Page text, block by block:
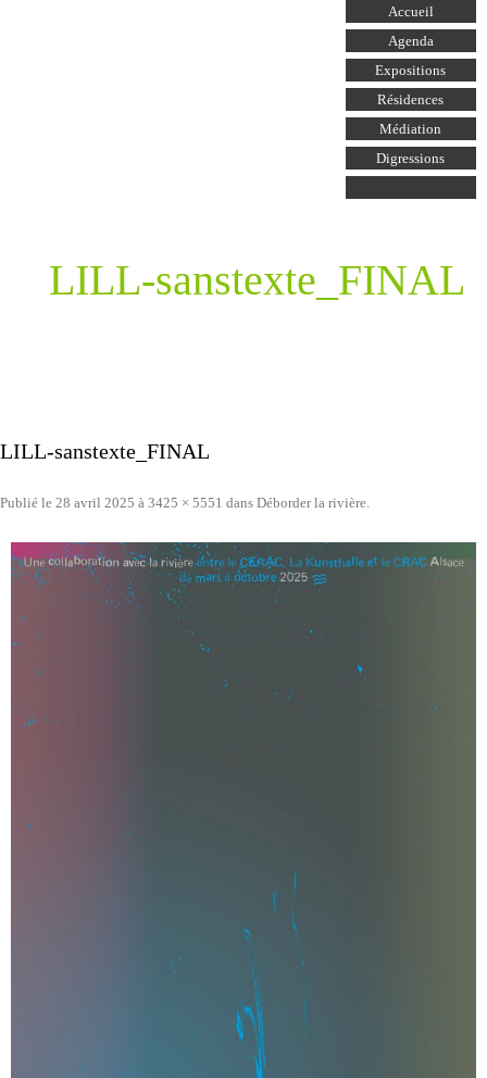
Aller au
contenu
principal
Accueil
Agenda
Expositions
Résidences
Médiation
Digressions
LILL-sanstexte_FINAL
LILL-sanstexte_FINAL
Publié le 28 avril 2025 à 3425 × 5551 dans Déborder la rivière.